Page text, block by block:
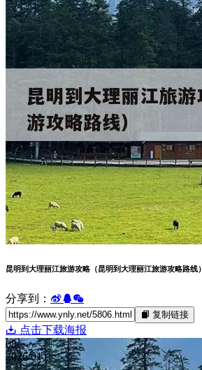
昆明到大理丽江旅游攻略（昆明到大理丽江旅游攻略路线）
分享到：
复制链接
点击下载海报
08
2026/01